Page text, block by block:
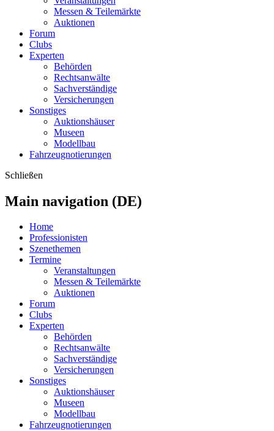
Messen & Teilemärkte
Auktionen
Forum
Clubs
Experten
Behörden
Rechtsanwälte
Sachverständige
Versicherungen
Sonstiges
Auktionshäuser
Museen
Modellbau
Fahrzeugnotierungen
Schließen
Main navigation (DE)
Home
Professionisten
Szenethemen
Termine
Veranstaltungen
Messen & Teilemärkte
Auktionen
Forum
Clubs
Experten
Behörden
Rechtsanwälte
Sachverständige
Versicherungen
Sonstiges
Auktionshäuser
Museen
Modellbau
Fahrzeugnotierungen